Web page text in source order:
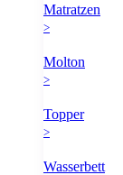
Matratzen
>
Molton
>
Topper
>
Wasserbett